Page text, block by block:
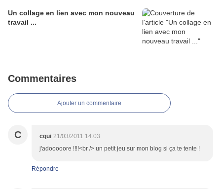
Un collage en lien avec mon nouveau
travail ...
Commentaires
Ajouter un commentaire
C cqui 21/03/2011 14:03
j'adooooore !!!!<br /> un petit jeu sur mon blog si ça te tente !
Répondre